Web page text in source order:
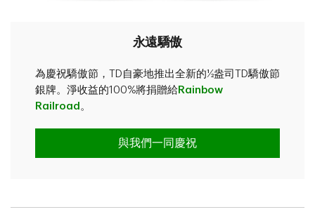
永遠驕傲
為慶祝驕傲節，TD自豪地推出全新的½盎司TD驕傲節
銀牌。淨收益的100%將捐贈給Rainbow
Railroad 。
與我們一同慶祝